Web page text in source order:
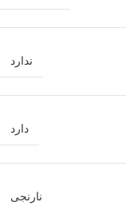
ندارد
دارد
نارنجی